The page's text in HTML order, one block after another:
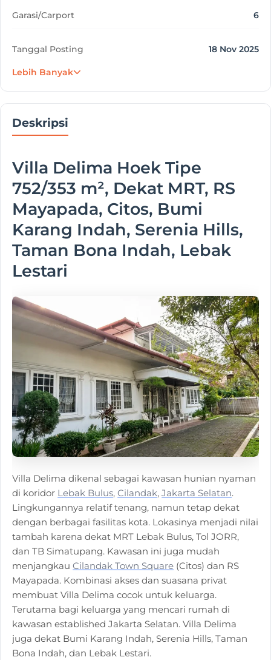
Garasi/Carport 6
Tanggal Posting 18 Nov 2025
Developer
Lebih Banyak
Deskripsi
Villa Delima Hoek Tipe
752/353 m², Dekat MRT, RS
Mayapada, Citos, Bumi
Karang Indah, Serenia Hills,
Taman Bona Indah, Lebak
Lestari
Villa Delima dikenal sebagai kawasan hunian nyaman
di koridor Lebak Bulus,Cilandak,Jakarta Selatan.
Lingkungannya relatif tenang, namun tetap dekat
dengan berbagai fasilitas kota. Lokasinya menjadi nilai
tambah karena dekat MRT Lebak Bulus, Tol JORR,
dan TB Simatupang. Kawasan ini juga mudah
menjangkauCilandak Town Square (Citos) dan RS
Mayapada. Kombinasi akses dan suasana privat
membuat Villa Delima cocok untuk keluarga.
Terutama bagi keluarga yang mencari rumah di
kawasan established Jakarta Selatan. Villa Delima
juga dekat Bumi Karang Indah, Serenia Hills, Taman
Bona Indah, dan Lebak Lestari.